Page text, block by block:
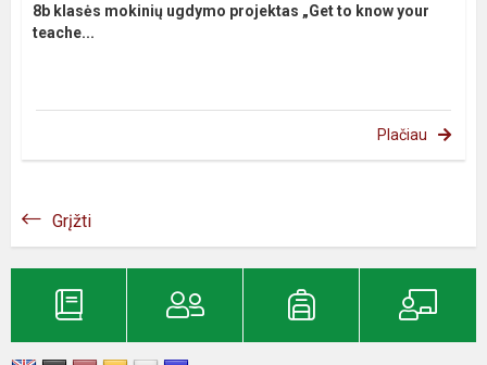
8b klasės mokinių ugdymo projektas „Get to know your
teache...
Plačiau
Grįžti